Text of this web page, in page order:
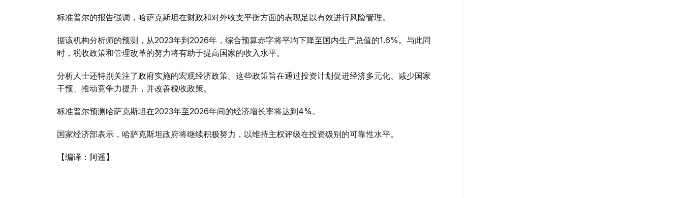
标准普尔的报告强调，哈萨克斯坦在财政和对外收支平衡方面的表现足以有效进行风险管理。
据该机构分析师的预测，从2023年到2026年，综合预算赤字将平均下降至国内生产总值的1.6%。与此同
时，税收政策和管理改革的努力将有助于提高国家的收入水平。
分析人士还特别关注了政府实施的宏观经济政策。这些政策旨在通过投资计划促进经济多元化、减少国家
干预、推动竞争力提升，并改善税收政策。
标准普尔预测哈萨克斯坦在2023年至2026年间的经济增长率将达到4%。
国家经济部表示，哈萨克斯坦政府将继续积极努力，以维持主权评级在投资级别的可靠性水平。
【编译：阿遥】